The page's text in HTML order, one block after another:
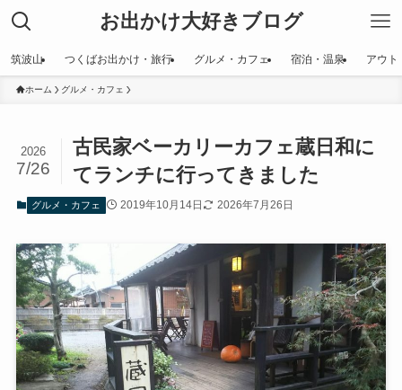
お出かけ大好きブログ
筑波山 つくばお出かけ・旅行 グルメ・カフェ 宿泊・温泉 アウト
ホーム グルメ・カフェ
古民家ベーカリーカフェ蔵日和に
てランチに行ってきました
2026
7/26
グルメ・カフェ 2019年10月14日 2026年7月26日